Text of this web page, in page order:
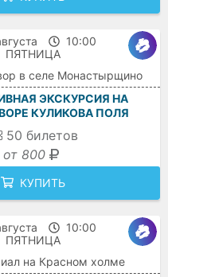
10:00
ПЯТНИЦА
в селе Монастырщино
ЭКСКУРСИЯ НА
КУЛИКОВА ПОЛЯ
50 билетов
от 800
КУПИТЬ
10:00
ПЯТНИЦА
на Красном холме